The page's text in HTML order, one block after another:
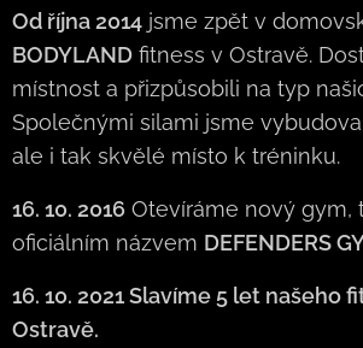
Od října 2014 jsme zpět v
BODYLAND fitness v Ostravě.
místnost a přizpůsobili na typ
Společnými silami jsme
ale i tak skvělé místo k tréninku.
16. 10. 2016 Otevíráme nový gym,
oficiálním názvem DEFENDERS
16. 10. 2021 Slavíme 5 let našeho
Ostravě.